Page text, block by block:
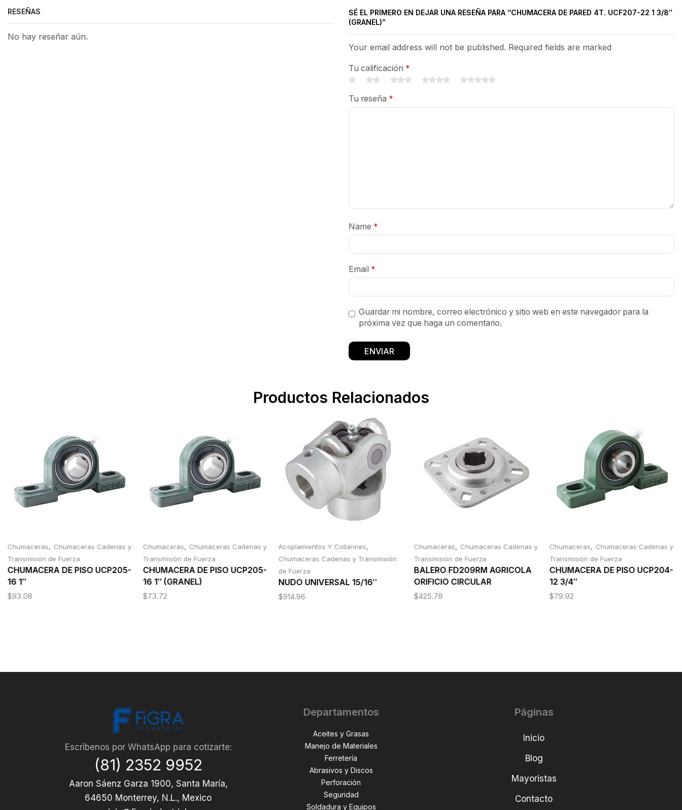
RESEÑAS
No hay reseñar aún.
SÉ EL PRIMERO EN DEJAR UNA RESEÑA PARA “CHUMACERA DE PARED 4T. UCF207-22 1 3/8″
(GRANEL)”
Your email address will not be published. Required fields are marked
Tu calificación *
Tu reseña *
Name *
Email *
Guardar mi nombre, correo electrónico y sitio web en este navegador para la
próxima vez que haga un comentario.
Productos Relacionados
Chumaceras, Chumaceras Cadenas y
Transmisión de Fuerza
CHUMACERA DE PISO UCP205-
16 1″
$93.08
Chumaceras, Chumaceras Cadenas y
Transmisión de Fuerza
CHUMACERA DE PISO UCP205-
16 1″ (GRANEL)
$73.72
Acoplamientos Y Collarines,
Chumaceras Cadenas y Transmisión
de Fuerza
NUDO UNIVERSAL 15/16″
$914.96
Chumaceras, Chumaceras Cadenas y
Transmisión de Fuerza
BALERO FD209RM AGRICOLA
ORIFICIO CIRCULAR
$425.78
Chumaceras, Chumaceras Cadenas y
Transmisión de Fuerza
CHUMACERA DE PISO UCP204-
12 3/4″
$79.92
Escríbenos por WhatsApp para cotizarte:
(81) 2352 9952
Aaron Sáenz Garza 1900, Santa María,
64650 Monterrey, N.L., Mexico
Departamentos
Aceites y Grasas
Manejo de Materiales
Ferretería
Abrasivos y Discos
Perforación
Seguridad
Soldadura y Equipos
Páginas
Inicio
Blog
Mayoristas
Contacto